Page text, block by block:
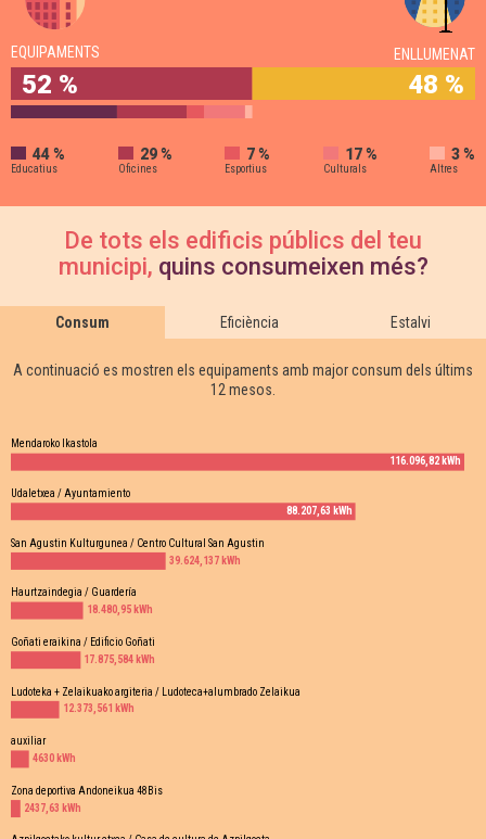
EQUIPAMENTS ENLLUMENAT
52 % 48 %
44 %
Educatius
29 %
Oficines
7 %
Esportius
17 %
Culturals
3 %
Altres
De tots els edificis públics del teu
municipi, quins consumeixen més?
Consum Eficiència Estalvi
A continuació es mostren els equipaments amb major consum dels últims
12 mesos.
116.096,82 kWh
88.207,63 kWh
39.624,137 kWh
18.480,95 kWh
17.875,584 kWh
12.373,561 kWh
4630 kWh
2437,63 kWh
Mendaroko Ikastola
Udaletxea / Ayuntamiento
San Agustin Kulturgunea / Centro Cultural San Agustin
Haurtzaindegia / Guardería
Goñati eraikina / Edificio Goñati
Ludoteka + Zelaikuako argiteria / Ludoteca+alumbrado Zelaikua
auxiliar
Zona deportiva Andoneikua 48Bis